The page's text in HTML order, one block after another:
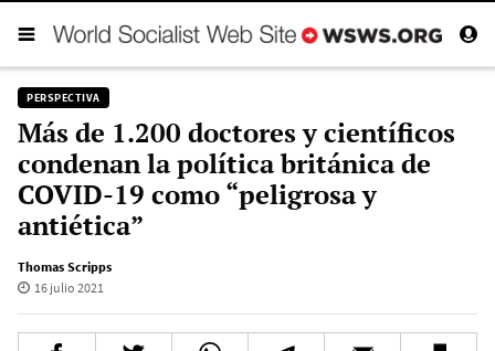
PERSPECTIVA
Más de 1.200 doctores y científicos
condenan la política británica de
COVID-19 como “peligrosa y
antiética”
Thomas Scripps
16 julio 2021